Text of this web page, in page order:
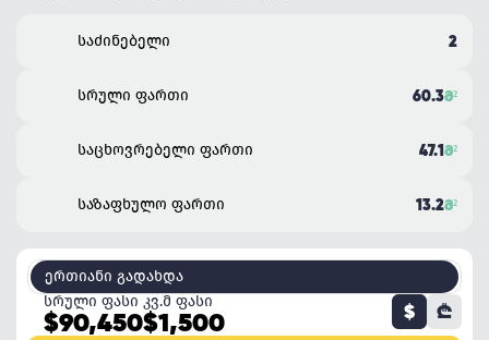
საძინებელი 2
სრული ფართი 60.3Მ²
საცხოვრებელი ფართი 47.1Მ²
საზაფხულო ფართი 13.2Მ²
ერთიანი გადახდა
სრული ფასი
$90,450
კვ.მ ფასი
$1,500 $ ₾